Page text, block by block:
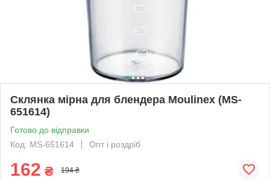
Склянка мірна для блендера Moulinex (MS-
651614)
Готово до відправки
Код: MS-651614
Опт і роздріб
162 ₴ 194 ₴